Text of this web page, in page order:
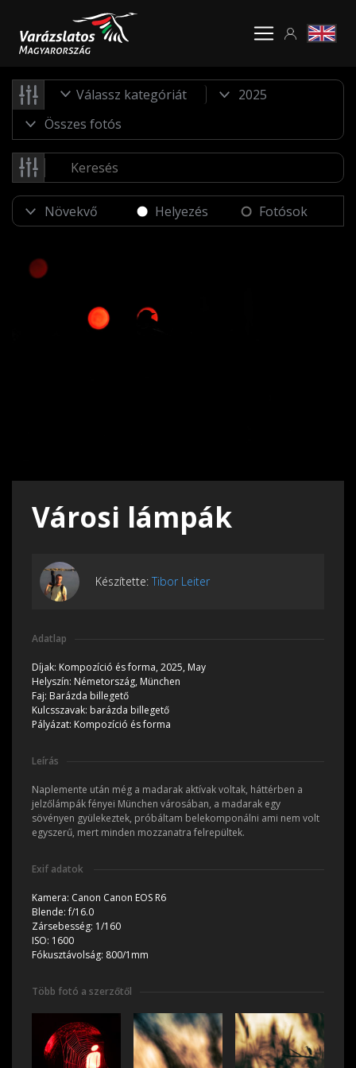
Válassz kategóriát
Helyezés Fotósok
Városi lámpák
Készítette: Tibor Leiter
Adatlap
Díjak: Kompozíció és forma, 2025, May
Helyszín: Németország, München
Faj: Barázda billegető
Kulcsszavak: barázda billegető
Pályázat: Kompozíció és forma
Leírás
Naplemente után még a madarak aktívak voltak, háttérben a
jelzőlámpák fényei München városában, a madarak egy
sövényen gyülekeztek, próbáltam belekomponálni ami nem volt
egyszerű, mert minden mozzanatra felrepültek.
Exif adatok
Kamera: Canon Canon EOS R6
Blende:f/16.0
Zársebesség: 1/160
ISO: 1600
Fókusztávolság: 800/1mm
Több fotó a szerzőtől